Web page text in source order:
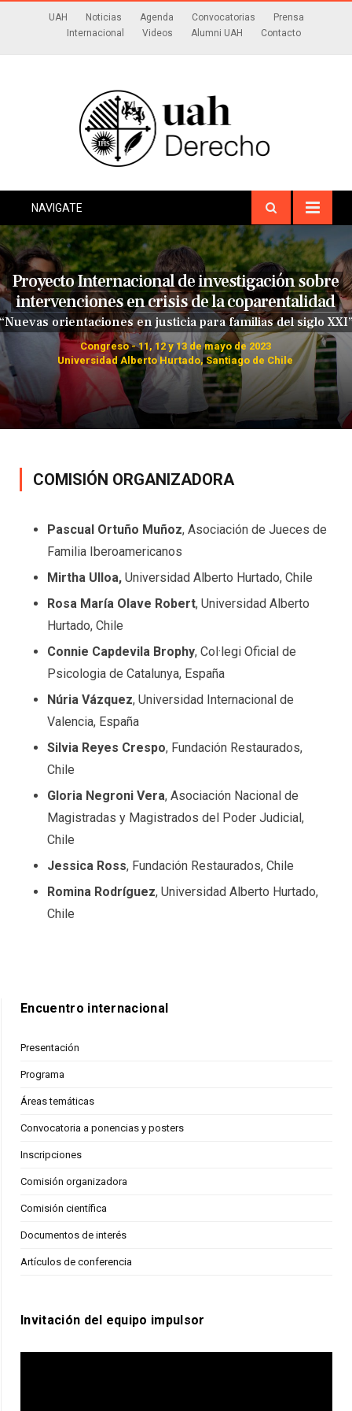
UAH Noticias Agenda Convocatorias
Prensa
Internacional
Videos Alumni UAH Contacto
NAVIGATE
COMISIÓN ORGANIZADORA
Pascual Ortuño Muñoz, Asociación de Jueces de
Familia Iberoamericanos
Mirtha Ulloa, Universidad Alberto Hurtado, Chile
Rosa María Olave Robert, Universidad Alberto
Hurtado, Chile
Connie Capdevila Brophy, Col·legi Oficial de
Psicologia de Catalunya, España
Núria Vázquez, Universidad Internacional de
Valencia, España
Silvia Reyes Crespo, Fundación Restaurados,
Chile
Gloria Negroni Vera, Asociación Nacional de
Magistradas y Magistrados del Poder Judicial,
Chile
Jessica Ross, Fundación Restaurados, Chile
Romina Rodríguez, Universidad Alberto Hurtado,
Chile
Encuentro internacional
Presentación
Programa
Áreas temáticas
Convocatoria a ponencias y posters
Inscripciones
Comisión organizadora
Comisión científica
Documentos de interés
Artículos de conferencia
Invitación del equipo impulsor